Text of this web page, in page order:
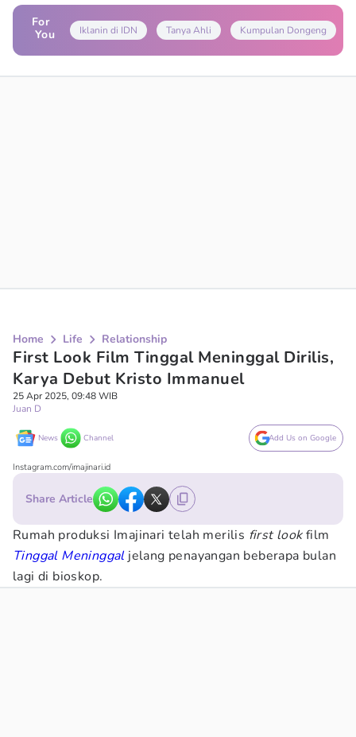
For
You
Iklanin di IDN Tanya Ahli Kumpulan Dongeng
Home Life Relationship
First Look Film Tinggal Meninggal Dirilis,
Karya Debut Kristo Immanuel
25 Apr 2025, 09:48 WIB
Juan D
News Channel Add Us on Google
Instagram.com/imajinari.id
Share Article
Rumah produksi Imajinari telah merilis first lookfilm
Tinggal Meninggaljelang penayangan beberapa bulan
lagi di bioskop.